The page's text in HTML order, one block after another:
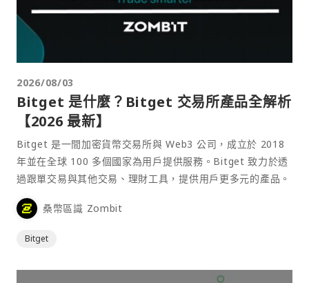
2026/08/03
Bitget 是什麼？Bitget 交易所產品全解析
【2026 最新】
Bitget 是一間加密貨幣交易所與 Web3 公司，成立於 2018
年並在全球 100 多個國家為用戶提供服務。Bitget 致力於透
過跟單交易與其他交易、理財工具，提供用戶更多元的產品。
桑幣區識 Zombit
Bitget